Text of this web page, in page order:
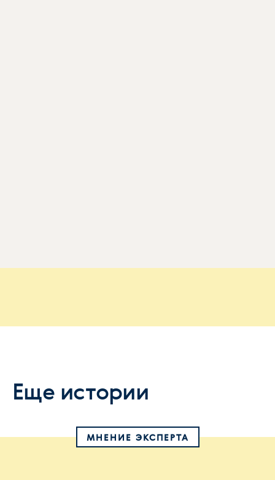
Еще истории
МНЕНИЕ ЭКСПЕРТА